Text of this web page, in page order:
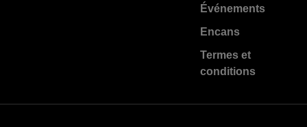
Événements
Encans
Termes et
conditions